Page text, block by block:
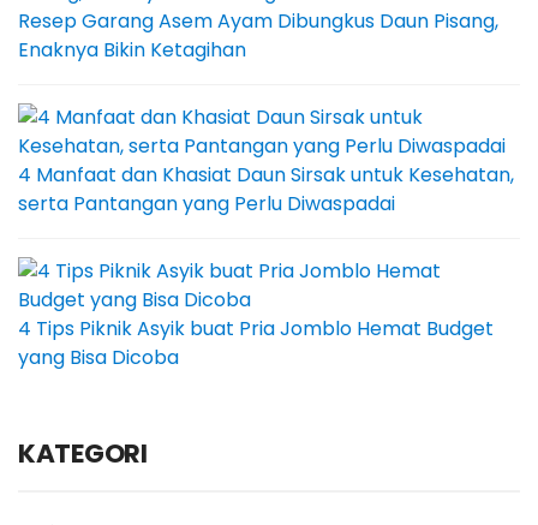
Resep Garang Asem Ayam Dibungkus Daun Pisang,
Enaknya Bikin Ketagihan
4 Manfaat dan Khasiat Daun Sirsak untuk Kesehatan,
serta Pantangan yang Perlu Diwaspadai
4 Tips Piknik Asyik buat Pria Jomblo Hemat Budget
yang Bisa Dicoba
KATEGORI